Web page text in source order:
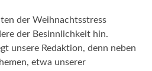
der Weihnachtsstress
der Besinnlichkeit hin.
unsere Redaktion, denn neben
etwa unserer